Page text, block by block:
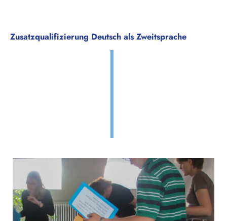
Zusatzqualifizierung Deutsch als Zweitsprache